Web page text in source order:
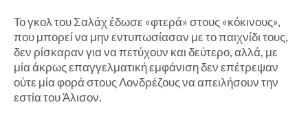
Το γκολ του Σαλάχ έδωσε «φτερά» στους «κόκινους»,
που μπορεί να μην εντυπωσίασαν με το παιχνίδι τους,
δεν ρίσκαραν για να πετύχουν και δεύτερο, αλλά, με
μία άκρως επαγγελματική εμφάνιση δεν επέτρεψαν
ούτε μία φορά στους Λονδρέζους να απειλήσουν την
εστία του Άλισον.